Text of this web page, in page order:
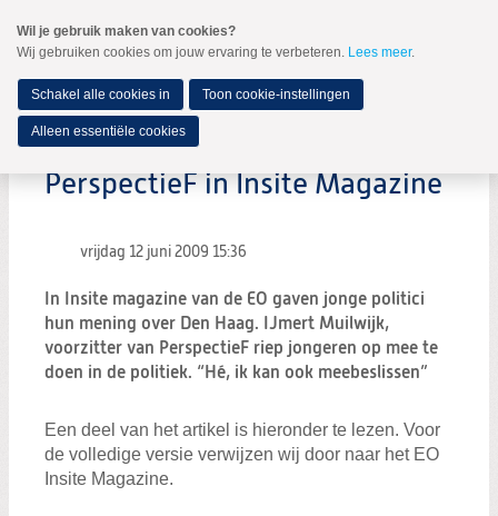
naar
Spring
de
inhoud
Spring
naar
hoofdmenu
MENU
PerspectieF in Insite Magazine
vrijdag 12 juni 2009 15:36
In Insite magazine van de EO gaven jonge politici
hun mening over Den Haag. IJmert Muilwijk,
voorzitter van PerspectieF riep jongeren op mee te
doen in de politiek. “Hé, ik kan ook meebeslissen”
Een deel van het artikel is hieronder te lezen. Voor
de volledige versie verwijzen wij door naar het EO
Insite Magazine.
Wil je gebruik maken van cookies?
Wij gebruiken cookies om jouw ervaring te verbeteren. Lees meer.
Schakel alle cookies in Toon cookie-instellingen
Alleen essentiële cookies